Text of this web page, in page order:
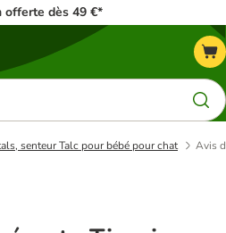
offerte dès 49 €*
senteur Talc pour bébé pour chat Avis